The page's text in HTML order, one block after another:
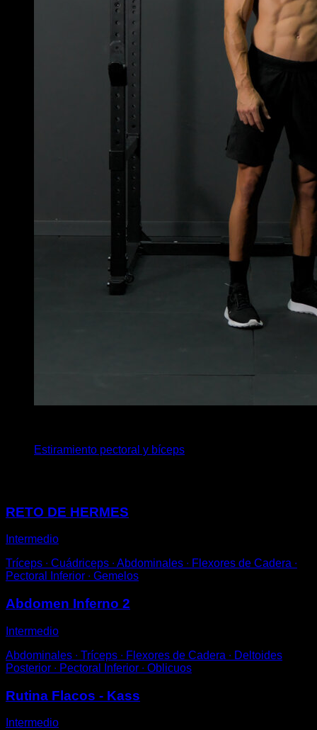
Estiramiento pectoral y bíceps
RETO DE HERMES
Intermedio
Tríceps ∙ Cuádriceps ∙ Abdominales ∙ Flexores de Cadera ∙
Pectoral Inferior ∙ Gemelos
Abdomen Inferno 2
Intermedio
Abdominales ∙ Tríceps ∙ Flexores de Cadera ∙ Deltoides
Posterior ∙ Pectoral Inferior ∙ Oblicuos
Rutina Flacos - Kass
Intermedio